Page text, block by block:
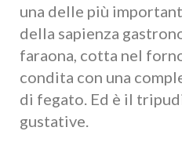
una delle più
della sapienza
faraona, cotta nel
condita con una
di fegato. Ed è il
gustative.